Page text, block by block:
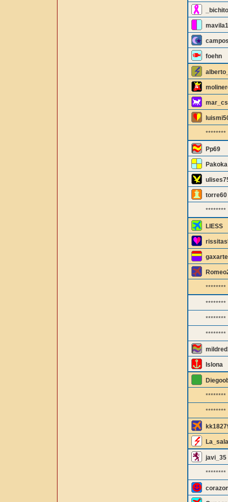
_bichito_
foehn
mar_cs
********
Pp69
Pakoka
torre60
********
LIESS
gaxarte
********
********
********
********
Islona
********
********
javi_35
********